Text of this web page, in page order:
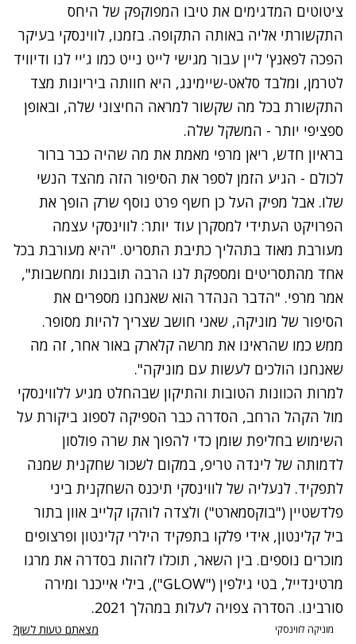
ציטוטים המדגימים את טיבו המפוקפק של היחס
התקשורתי אליה באותה התקופה. בזמנו, לווינסקי בעיקר
הפכה לפאנץ' ליין עבור מגישי לייט נייט כמו ג'יי לנו ודיוויד
לטרמן, ומלבד סלאט-שיימינג, היא חוותה ביריונות מצד
התקשורת בכל מה שקשור למראה החיצוני שלה, ובאופן
ספציפי יותר - המשקל שלה.
בראיון חדש, ריאן מרפי מאמת את מה שהיה כבר ברור
לכולם - הגיע הזמן לספר את הסיפור הזה מהצד הנשי
שלו. אבל מפיק העל כן חשף פרט נוסף שרק הופך את
הפרויקט העתידי למסקרן עוד יותר: לווינסקי עצמה
מעורבת מאוד בתהליך כתיבת התסריט. "היא מעורבת בכל
אחד מהתסריטים ומספקת לנו הרבה תובנות ומחשבות",
אמר מרפי. "הדבר הנהדר הוא שאנחנו מספרים את
הסיפור של מוניקה, שאני חושב שצריך להיות מסופר.
ממש כמו שהראינו את מרשה קלארק באור אחר, זה מה
שאנחנו הולכים לעשות עם מוניקה".
למרות הכוונות הטובות והתיקון שבהחלט מגיע ללווינסקי
מול הקהל הרחב, הסדרה כבר הספיקה לספוג ביקורת על
השימוש בחליפת שומן כדי להפוך את שרה פולסון
לדמותה של לינדה טריפ, במקום לשכור שחקנית שמנה
לתפקיד. לנעליה של לווינסקי תיכנס השחקנית ביני
פלדשטיין ("בוקסמארט") ולצדה לוהקו קלייב אוון בתור
ביל קלינטון, אידי פלקו בתפקיד הילרי קלינטון ופרצופים
מוכרים נוספים. בין השאר, תוכלו לזהות בסדרה את מרגו
מרטינדייל, בטי גילפין ("GLOW"), בילי אייכנר ומירה
סורבינו. הסדרה צפויה לעלות במהלך 2021.
מוניקה לווינסקי מצאתם טעות לשון?